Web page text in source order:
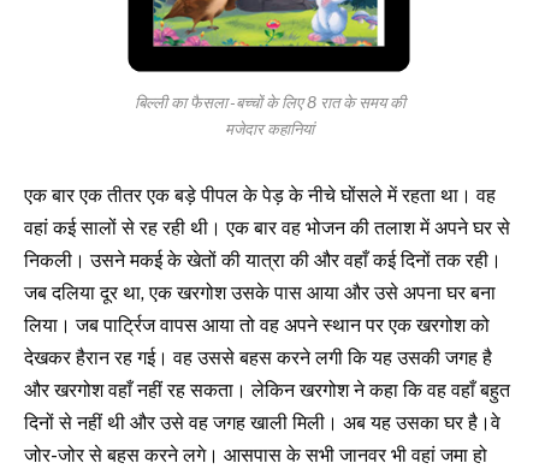
बिल्ली का फैसला -बच्चों के लिए 8 रात के समय की
मजेदार कहानियां
एक बार एक तीतर एक बड़े पीपल के पेड़ के नीचे घोंसले में रहता था। वह
वहां कई सालों से रह रही थी। एक बार वह भोजन की तलाश में अपने घर से
निकली। उसने मकई के खेतों की यात्रा की और वहाँ कई दिनों तक रही।
जब दलिया दूर था, एक खरगोश उसके पास आया और उसे अपना घर बना
लिया। जब पार्ट्रिज वापस आया तो वह अपने स्थान पर एक खरगोश को
देखकर हैरान रह गई। वह उससे बहस करने लगी कि यह उसकी जगह है
और खरगोश वहाँ नहीं रह सकता। लेकिन खरगोश ने कहा कि वह वहाँ बहुत
दिनों से नहीं थी और उसे वह जगह खाली मिली। अब यह उसका घर है।वे
जोर-जोर से बहस करने लगे। आसपास के सभी जानवर भी वहां जमा हो